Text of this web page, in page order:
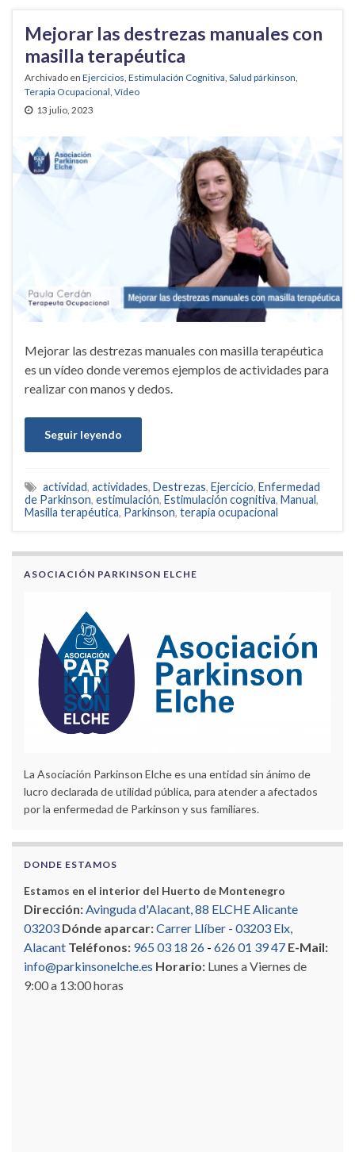
Mejorar las destrezas manuales con
masilla terapéutica
Archivado en Ejercicios, Estimulación Cognitiva, Salud párkinson,
Terapia Ocupacional, Vídeo
13 julio, 2023
Mejorar las destrezas manuales con masilla terapéutica
es un vídeo donde veremos ejemplos de actividades para
realizar con manos y dedos.
Seguir leyendo
actividad, actividades, Destrezas, Ejercicio, Enfermedad
de Parkinson, estimulación, Estimulación cognitiva, Manual,
Masilla terapéutica, Parkinson, terapia ocupacional
ASOCIACIÓN PARKINSON ELCHE
La Asociación Parkinson Elche es una entidad sin ánimo de
lucro declarada de utilidad pública, para atender a afectados
por la enfermedad de Parkinson y sus familiares.
DONDE ESTAMOS
Estamos en el interior del Huerto de Montenegro
Dirección:Avinguda d'Alacant, 88 ELCHE Alicante
03203 Dónde aparcar:Carrer Llíber - 03203 Elx,
Alacant Teléfonos: 965 03 18 26 - 626 01 39 47 E-Mail:
info@parkinsonelche.es Horario: Lunes a Viernes de
9:00 a 13:00 horas